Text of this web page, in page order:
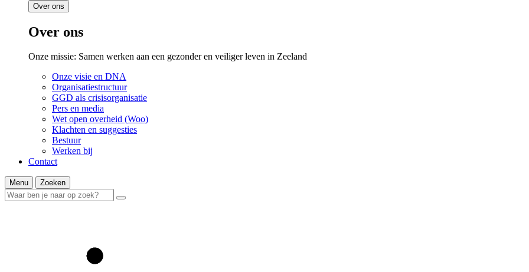
Over ons
Over ons
Onze missie: Samen werken aan een gezonder en veiliger leven in Zeeland
Onze visie en DNA
Organisatiestructuur
GGD als crisisorganisatie
Pers en media
Wet open overheid (Woo)
Klachten en suggesties
Bestuur
Werken bij
Contact
Menu Zoeken